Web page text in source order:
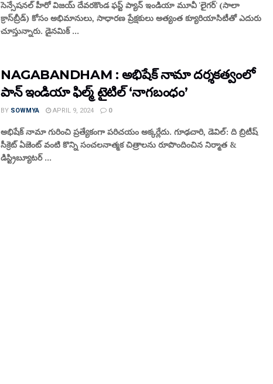
సెన్సేష‌న‌ల్ హీరో విజ‌య్ దేవ‌ర‌కొండ ఫ‌స్ట్ ప్యాన్ ఇండియా మూవీ 'లైగ‌ర్' (సాలా
క్రాస్‌బ్రీడ్‌) కోసం అభిమానులు, సాధార‌ణ ప్రేక్ష‌కులు అత్యంత క్యూరియాసిటీతో ఎదురు
చూస్తున్నారు. డైన‌మిక్ ...
NAGABANDHAM : అభిషేక్ నామా దర్శకత్వంలో
పాన్ ఇండియా ఫిల్మ్ టైటిల్ ‘నాగబంధం’
BY SOWMYA APRIL 9, 2024 0
అభిషేక్ నామా గురించి ప్రత్యేకంగా పరిచయం అక్కర్లేదు. గూఢచారి, డెవిల్: ది బ్రిటీష్
సీక్రెట్ ఏజెంట్ వంటి కొన్ని సంచలనాత్మక చిత్రాలను రూపొందించిన నిర్మాత &
డిస్ట్రిబ్యూటర్ ...